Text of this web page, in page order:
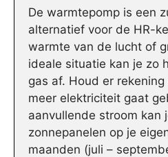
De warmtepomp is een
alternatief voor de HR-
warmte van de lucht of
ideale situatie kan je zo
gas af. Houd er
meer elektriciteit gaat
aanvullende stroom kan
zonnepanelen op je
maanden (juli –